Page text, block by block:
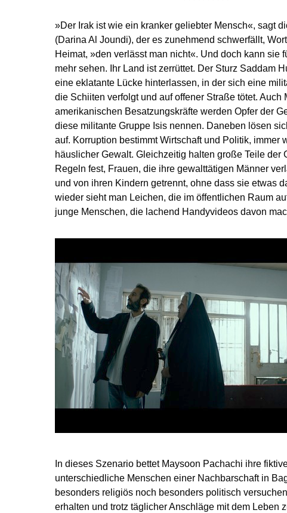
»Der Irak ist wie ein kranker geliebter Mensch«, sagt
(Darina Al Joundi), der es zunehmend schwerfällt,
Heimat, »den verlässt man nicht«. Und doch kann sie
mehr sehen. Ihr Land ist zerrüttet. Der Sturz Saddam
eine eklatante Lücke hinterlassen, in der sich eine
die Schiiten verfolgt und auf offener Straße tötet. Auch
amerikanischen Besatzungskräfte werden Opfer der
diese militante Gruppe Isis nennen. Daneben lösen
auf. Korruption bestimmt Wirtschaft und Politik, immer
häuslicher Gewalt. Gleichzeitig halten große Teile der
Regeln fest, Frauen, die ihre gewalttätigen Männer
und von ihren Kindern getrennt, ohne dass sie etwas
wieder sieht man Leichen, die im öffentlichen Raum
junge Menschen, die lachend Handyvideos davon
In dieses Szenario bettet Maysoon Pachachi ihre
unterschiedliche Menschen einer Nachbarschaft in
besonders religiös noch besonders politisch
erhalten und trotz täglicher Anschläge mit dem Leben